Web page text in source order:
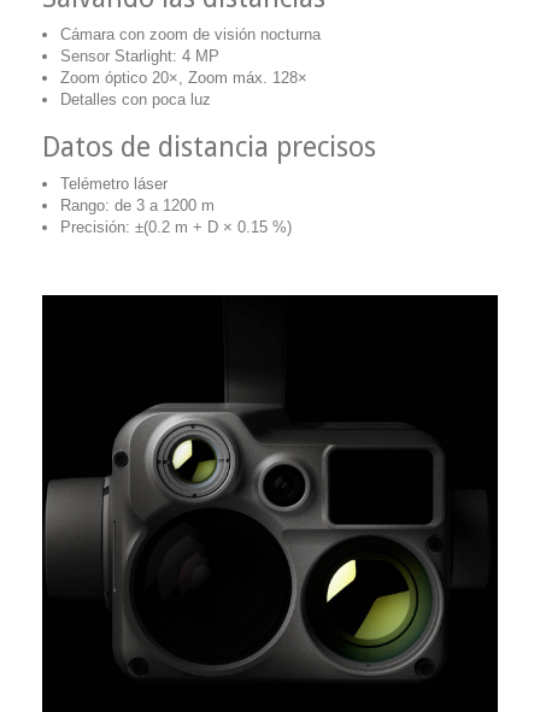
Cámara con zoom de visión nocturna
Sensor Starlight: 4 MP
Zoom óptico 20×, Zoom máx. 128×
Detalles con poca luz
Datos de distancia precisos
Telémetro láser
Rango: de 3 a 1200 m
Precisión: ±(0.2 m + D × 0.15 %)